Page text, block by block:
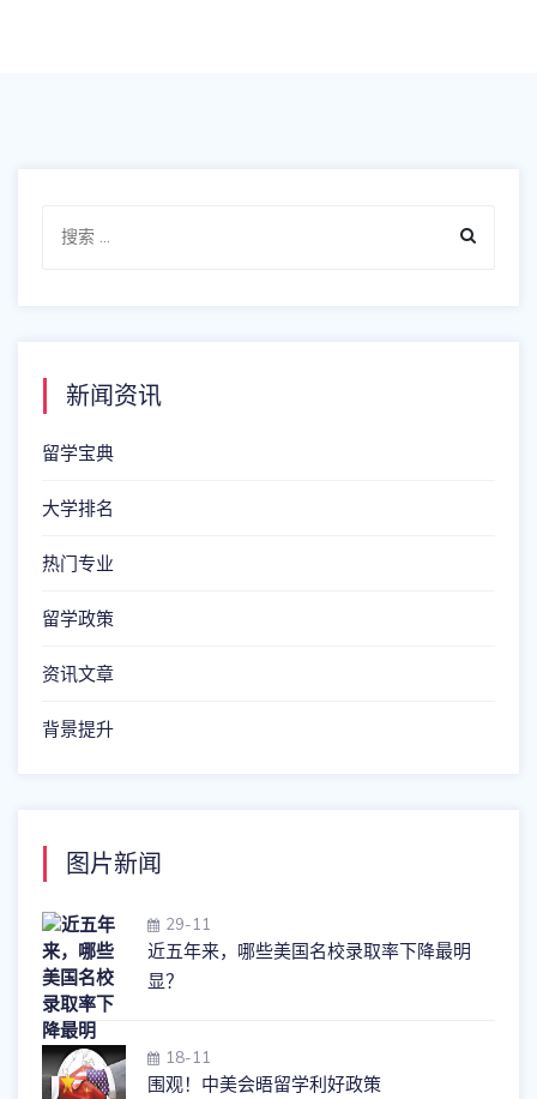
新闻资讯
留学宝典
大学排名
热门专业
留学政策
资讯文章
背景提升
图片新闻
29-11
近五年来，哪些美国名校录取率下降最明
显？
18-11
围观！中美会晤留学利好政策